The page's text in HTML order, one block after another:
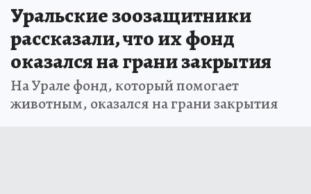
Уральские зоозащитники
рассказали, что их фонд
оказался на грани закрытия
На Урале фонд, который помогает
животным, оказался на грани закрытия